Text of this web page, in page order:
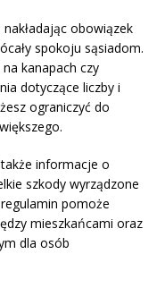
nakładając obowiązek
spokoju sąsiadom.
kanapach czy
dotyczące liczby i
ograniczyć do
informacje o
szkody wyrządzone
pomoże
mieszkańcami oraz
dla osób